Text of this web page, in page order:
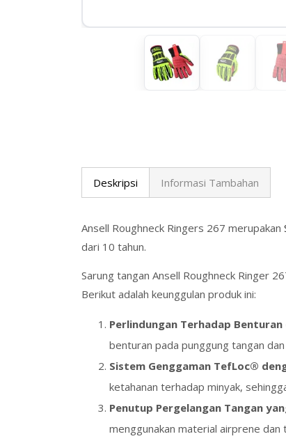
Deskripsi Informasi Tambahan
Ansell Roughneck Ringers 267 merupakan
dari 10 tahun.
Sarung tangan Ansell Roughneck Ringer
Berikut adalah keunggulan produk ini:
Perlindungan Terhadap Benturan
benturan pada punggung tangan
Sistem Genggaman TefLoc®
ketahanan terhadap minyak,
Penutup Pergelangan Tangan
menggunakan material airprene dan